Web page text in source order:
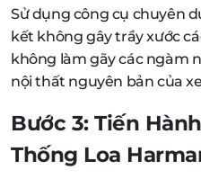
Sử dụng công cụ chuyên
kết không gây trầy xước
không làm gãy các ngàm
nội thất nguyên bản của
Bước 3: Tiến
Thống Loa